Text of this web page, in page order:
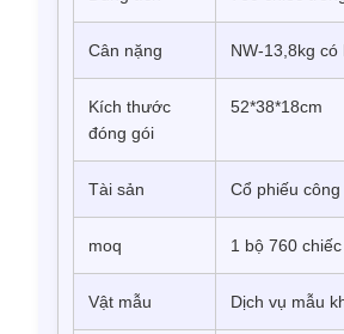
Cân nặng NW-13,8kg
Kích thước
đóng gói
52*38*18cm
Tài sản Cổ phiếu công
moq 1 bộ 760 chiếc
Vật mẫu Dịch vụ mẫu